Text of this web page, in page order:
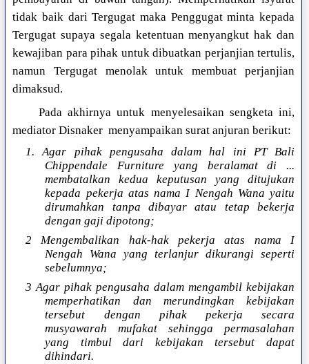
tidak baik dari Tergugat maka Penggugat minta kepada
Tergugat supaya segala ketentuan menyangkut hak dan
kewajiban para pihak untuk dibuatkan perjanjian tertulis,
namun Tergugat menolak untuk membuat perjanjian
dimaksud.
Pada akhirnya untuk menyelesaikan sengketa ini,
mediator Disnaker menyampaikan surat anjuran berikut:
1. Agar pihak pengusaha dalam hal ini PT Bali
Chippendale Furniture yang beralamat di ...
membatalkan kedua keputusan yang ditujukan
kepada pekerja atas nama I Nengah Wana yaitu
dirumahkan tanpa dibayar atau tetap bekerja
dengan gaji dipotong;
2 Mengembalikan hak-hak pekerja atas nama I
Nengah Wana yang terlanjur dikurangi seperti
sebelumnya;
3 Agar pihak pengusaha dalam mengambil kebijakan
memperhatikan dan merundingkan kebijakan
tersebut dengan pihak pekerja secara
musyawarah mufakat sehingga permasalahan
yang timbul dari kebijakan tersebut dapat
dihindari.